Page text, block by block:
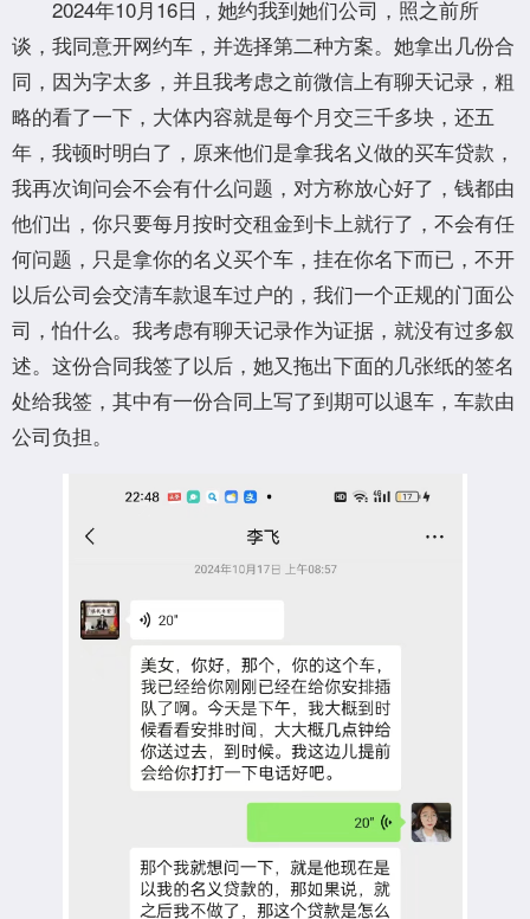
2024年10月16日，她约我到她们公司，照之前所
谈，我同意开网约车，并选择第二种方案。她拿出几份合
同，因为字太多，并且我考虑之前微信上有聊天记录，粗
略的看了一下，大体内容就是每个月交三千多块，还五
年，我顿时明白了，原来他们是拿我名义做的买车贷款，
我再次询问会不会有什么问题，对方称放心好了，钱都由
他们出，你只要每月按时交租金到卡上就行了，不会有任
何问题，只是拿你的名义买个车，挂在你名下而已，不开
以后公司会交清车款退车过户的，我们一个正规的门面公
司，怕什么。我考虑有聊天记录作为证据，就没有过多叙
述。这份合同我签了以后，她又拖出下面的几张纸的签名
处给我签，其中有一份合同上写了到期可以退车，车款由
公司负担。